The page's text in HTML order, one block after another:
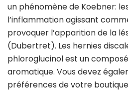
un phénomène de Koebner:
l’inflammation agissant
provoquer l’apparition de la
(Dubertret). Les hernies
phloroglucinol est un
aromatique. Vous devez
préférences de votre